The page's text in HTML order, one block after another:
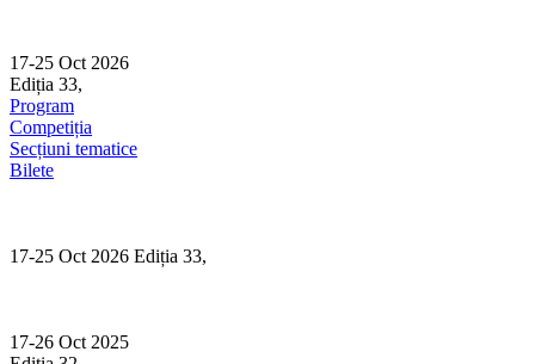
content
17-25 Oct 2026
Ediția 33,
Program
Competiția
Secțiuni tematice
Bilete
17-25 Oct 2026 Ediția 33,
17-26 Oct 2025